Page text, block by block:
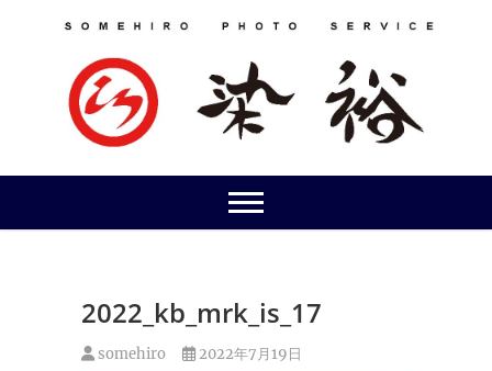
2022_kb_mrk_is_17
somehiro 2022年7月19日